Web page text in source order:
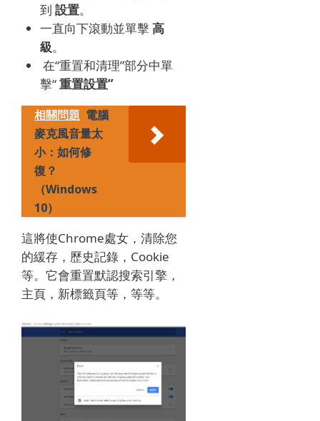
到 設置。
一直向下滾動並單擊高
級。
在“重置和清理”部分中單
擊“重置設置”
相關問題 電腦
麥克風音量太
小：如何修
復？
（Windows
10）
這將使Chrome處女，清除您
的緩存，歷史記錄，Cookie
等。它會重置默認搜索引擎，
主頁，新標籤頁等，等等。